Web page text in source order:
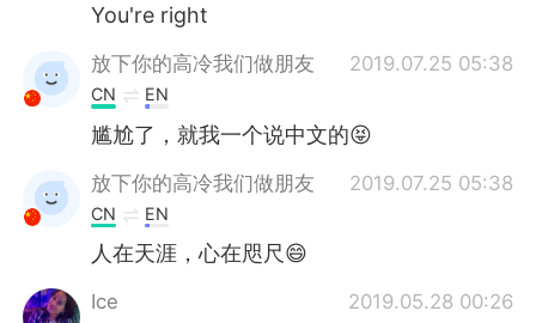
Türkçe
Português
You're right
放下你的高冷我们做朋友 2019.07.25 05:38
CN EN
尴尬了，就我一个说中文的😝
放下你的高冷我们做朋友 2019.07.25 05:38
CN EN
人在天涯，心在咫尺😄
Ice 2019.05.28 00:26